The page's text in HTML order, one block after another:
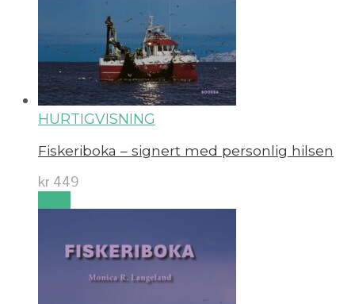
HURTIGVISNING
Fiskeriboka – signert med personlig hilsen
kr 449